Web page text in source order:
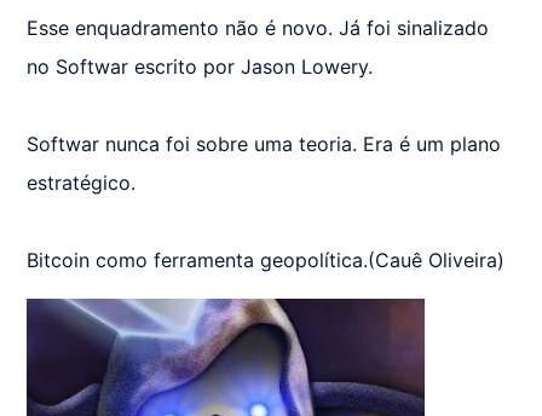
Esse enquadramento não é novo. Já foi sinalizado
no Softwar escrito por Jason Lowery.
Softwar nunca foi sobre uma teoria. Era é um plano
estratégico.
Bitcoin como ferramenta geopolítica.(Cauê Oliveira)